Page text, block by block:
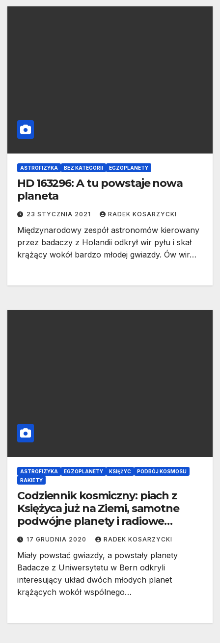
ASTROFIZYKA BEZ KATEGORII EGZOPLANETY
HD 163296: A tu powstaje nowa
planeta
23 STYCZNIA 2021 RADEK KOSARZYCKI
Międzynarodowy zespół astronomów kierowany
przez badaczy z Holandii odkrył wir pyłu i skał
krążący wokół bardzo młodej gwiazdy. Ów wir…
ASTROFIZYKA EGZOPLANETY KSIĘŻYC
PODBÓJ KOSMOSU
RAKIETY
Codziennik kosmiczny: piach z
Księżyca już na Ziemi, samotne
podwójne planety i radiowe
sygnały z egzoplanety
17 GRUDNIA 2020 RADEK KOSARZYCKI
Miały powstać gwiazdy, a powstały planety
Badacze z Uniwersytetu w Bern odkryli
interesujący układ dwóch młodych planet
krążących wokół wspólnego…